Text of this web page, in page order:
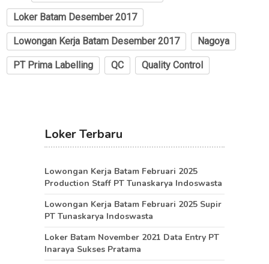
Loker Batam Desember 2017
Lowongan Kerja Batam Desember 2017 Nagoya
PT Prima Labelling QC Quality Control
Loker Terbaru
Lowongan Kerja Batam Februari 2025
Production Staff PT Tunaskarya Indoswasta
Lowongan Kerja Batam Februari 2025 Supir
PT Tunaskarya Indoswasta
Loker Batam November 2021 Data Entry PT
Inaraya Sukses Pratama